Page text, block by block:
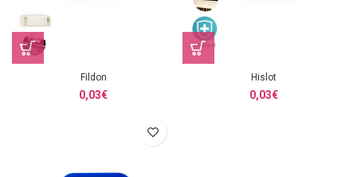
Fildon
0,03€
Hislot
0,03€